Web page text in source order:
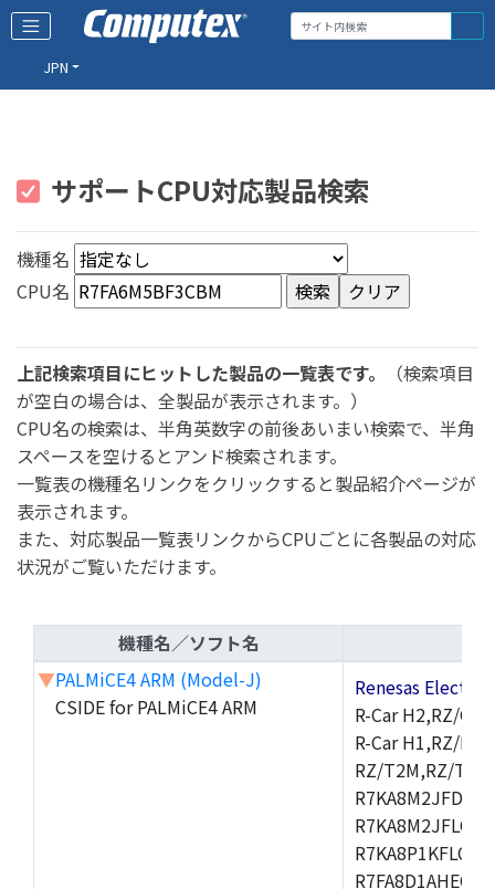
JPN
サポートCPU対応製品検索
機種名
CPU名
上記検索項目にヒットした製品の一覧表です。
（検索項目
が空白の場合は、全製品が表示されます。）
CPU名の検索は、半角英数字の前後あいまい検索で、半角
スペースを空けるとアンド検索されます。
一覧表の機種名リンクをクリックすると製品紹介ページが
表示されます。
また、対応製品一覧表リンクからCPUごとに各製品の対応
状況がご覧いただけます。
機種名／ソフト名
▼PALMiCE4 ARM (Model-J)
CSIDE for PALMiCE4 ARM
Renesas
R-Car H2,RZ/
R-Car H1,RZ/
RZ/T2M,RZ/